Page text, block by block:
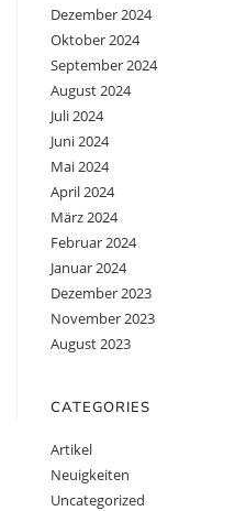
Dezember 2024
Oktober 2024
September 2024
August 2024
Juli 2024
Juni 2024
Mai 2024
April 2024
März 2024
Februar 2024
Januar 2024
Dezember 2023
November 2023
August 2023
CATEGORIES
Artikel
Neuigkeiten
Uncategorized